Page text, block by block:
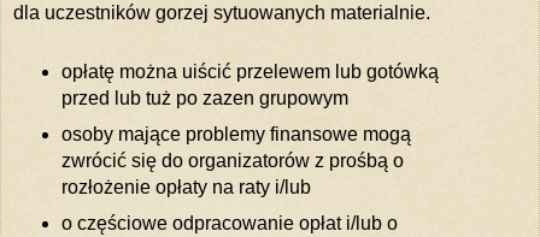
dla uczestników gorzej sytuowanych materialnie.
opłatę można uiścić przelewem lub gotówką
przed lub tuż po zazen grupowym
osoby mające problemy finansowe mogą
zwrócić się do organizatorów z prośbą o
rozłożenie opłaty na raty i/lub
o częściowe odpracowanie opłat i/lub o